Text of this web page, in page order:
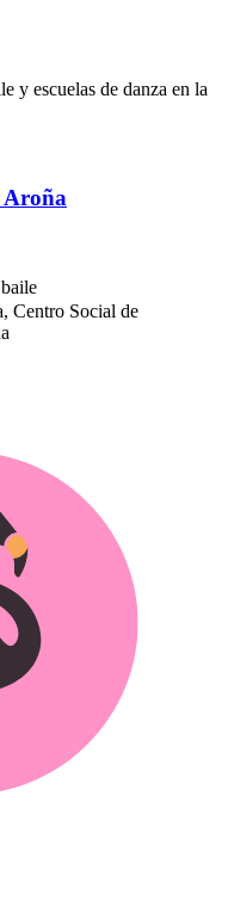
y escuelas de danza en la
Aroña
Centro Social de